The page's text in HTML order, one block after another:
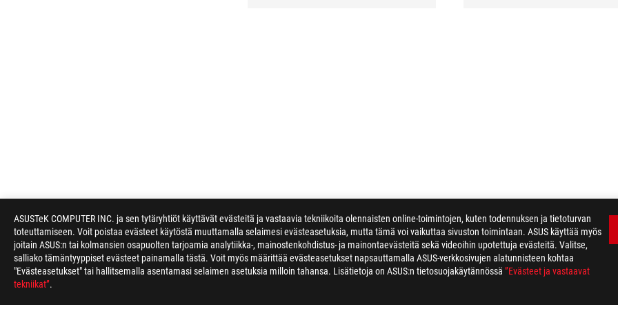
ASUSTeK COMPUTER INC. ja sen tytäryhtiöt käyttävät evästeitä ja vastaavia tekniikoita olennaisten online-toimintojen, kuten todennuksen ja tietoturvan
toteuttamiseen. Voit poistaa evästeet käytöstä muuttamalla selaimesi evästeasetuksia, mutta tämä voi vaikuttaa sivuston toimintaan. ASUS käyttää myös
joitain ASUS:n tai kolmansien osapuolten tarjoamia analytiikka-, mainostenkohdistus- ja mainontaevästeitä sekä videoihin upotettuja evästeitä. Valitse,
salliako tämäntyyppiset evästeet painamalla tästä. Voit myös määrittää evästeasetukset napsauttamalla ASUS-verkkosivujen alatunnisteen kohtaa
"Evästeasetukset" tai hallitsemalla asentamasi selaimen asetuksia milloin tahansa. Lisätietoja on ASUS:n tietosuojakäytännössä ”Evästeet ja vastaavat
tekniikat”.